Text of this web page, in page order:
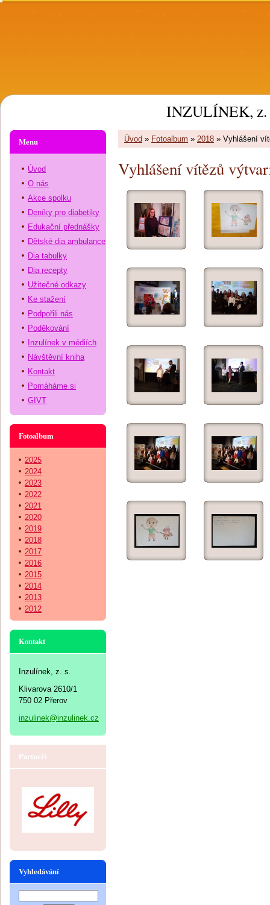
INZULÍNEK, z.
Úvod » Fotoalbum » 2018 » Vyhlášení
Vyhlášení vítězů
Menu
Úvod
O nás
Akce spolku
Deníky pro diabetiky
Edukační přednášky
Dětské dia ambulance
Dia tabulky
Dia recepty
Užitečné odkazy
Ke stažení
Podpořili nás
Poděkování
Inzulínek v médiích
Návštěvní kniha
Kontakt
Pomáháme si
GIVT
Fotoalbum
2025
2024
2023
2022
2021
2020
2019
2018
2017
2016
2015
2014
2013
2012
Kontakt
Inzulínek, z. s.
Klivarova 2610/1
750 02 Přerov
inzulinek@inzulinek.cz
Partneři
Vyhledávání